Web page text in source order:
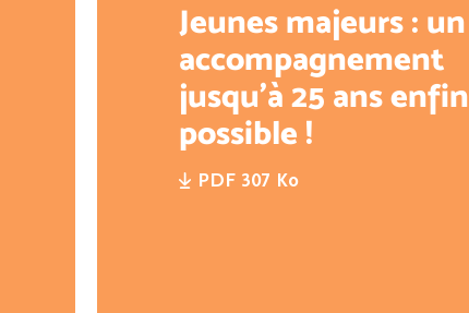
Jeunes majeurs : un
accompagnement
jusqu’à 25 ans enfin
possible !
PDF 307 Ko